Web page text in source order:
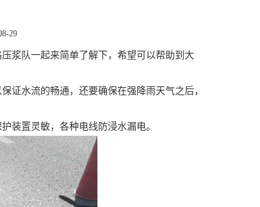
29
浆队一起来简单了解下，希望可以帮助到大
水流的畅通，还要确保在强降雨天气之后，
置灵敏，各种电线防浸水漏电。